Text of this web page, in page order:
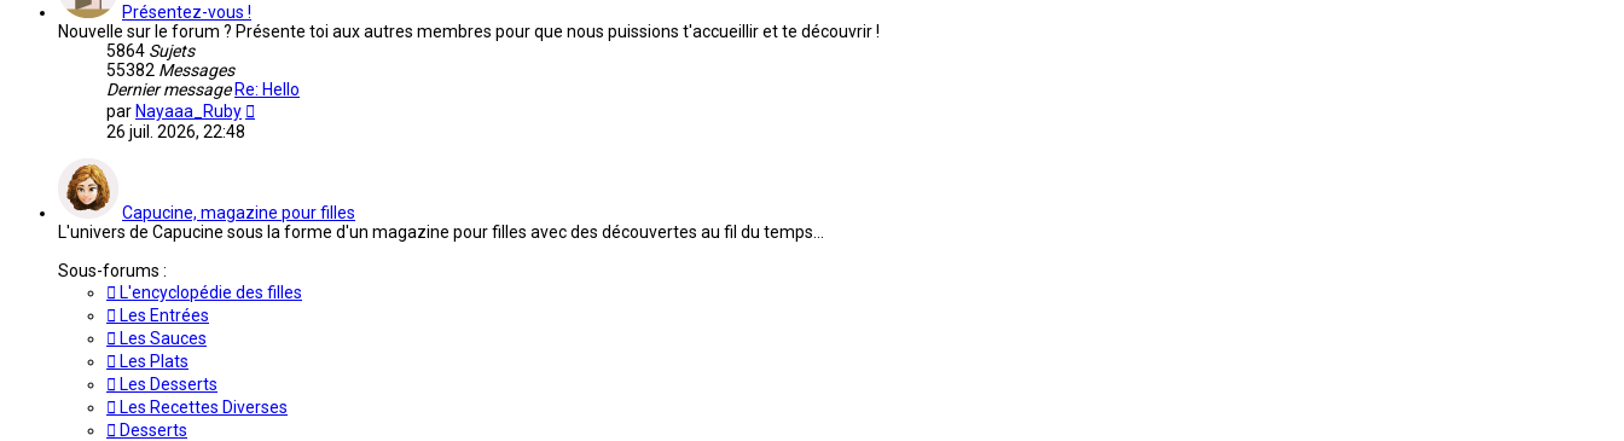
Présentez-vous !
Nouvelle sur le forum ? Présente toi aux autres membres pour que nous puissions t'accueillir et te découvrir !
5864 Sujets
55382 Messages
Dernier message Re: Hello
par Nayaaa_Ruby
26 juil. 2026, 22:48
Capucine, magazine pour filles
L'univers de Capucine sous la forme d'un magazine pour filles avec des découvertes au fil du temps...
Sous-forums :
L'encyclopédie des filles
Les Entrées
Les Sauces
Les Plats
Les Desserts
Les Recettes Diverses
Desserts